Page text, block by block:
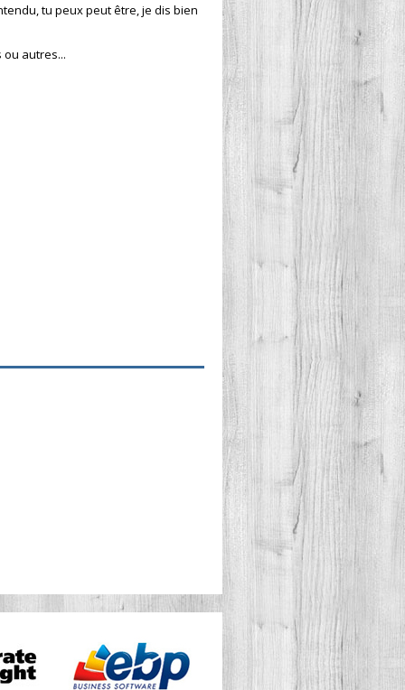
tu peux peut être, je dis bien
autres...